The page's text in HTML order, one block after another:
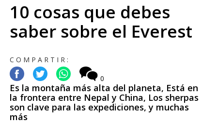
10 cosas que debes
saber sobre el Everest
COMPARTIR:
0
Es la montaña más alta del planeta, Está en
la frontera entre Nepal y China, Los sherpas
son clave para las expediciones, y muchas
más